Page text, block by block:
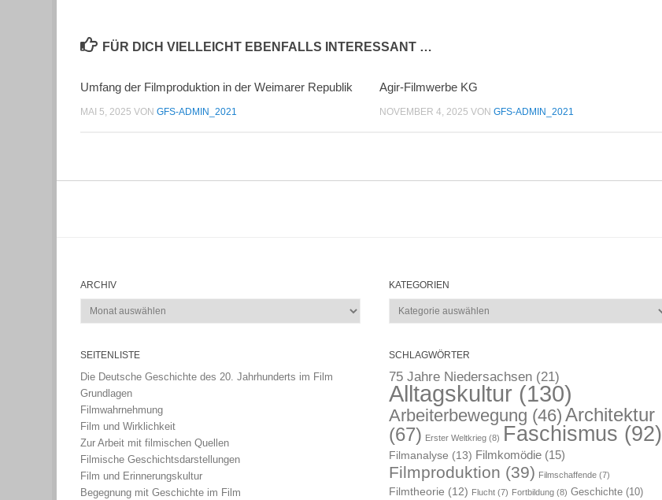
FÜR DICH VIELLEICHT EBENFALLS INTERESSANT …
Umfang der Filmproduktion in der Weimarer Republik
MAI 5, 2025 VON GFS-ADMIN_2021
Agir-Filmwerbe KG
NOVEMBER 4, 2025 VON GFS-ADMIN_2021
ARCHIV
Archiv
SEITENLISTE
Die Deutsche Geschichte des 20. Jahrhunderts im Film
Grundlagen
Filmwahrnehmung
Film und Wirklichkeit
Zur Arbeit mit filmischen Quellen
Filmische Geschichtsdarstellungen
Film und Erinnerungskultur
Begegnung mit Geschichte im Film
KATEGORIEN
Kategorien
SCHLAGWÖRTER
75 Jahre Niedersachsen (21)
Alltagskultur (130)
Arbeiterbewegung (46) Architektur
(67) Erster Weltkrieg (8) Faschismus (92)
Filmanalyse (13) Filmkomödie (15)
Filmproduktion (39) Filmschaffende (7)
Filmtheorie (12) Flucht (7) Fortbildung (8) Geschichte (10)